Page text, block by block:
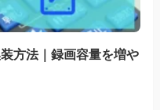
方法｜録画容量を増や